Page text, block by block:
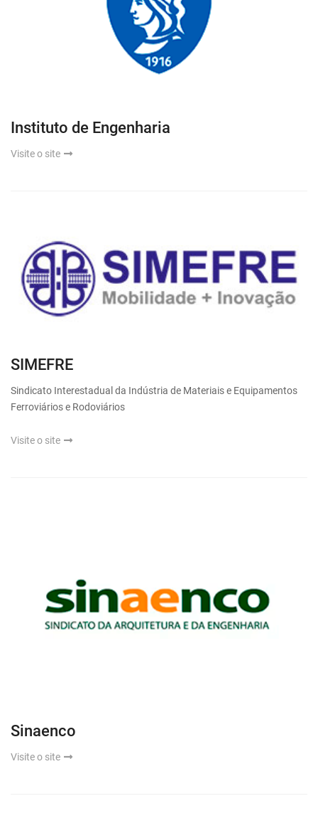
Instituto de Engenharia
Visite o site
SIMEFRE
Sindicato Interestadual da Indústria de Materiais e Equipamentos
Ferroviários e Rodoviários
Visite o site
Sinaenco
Visite o site